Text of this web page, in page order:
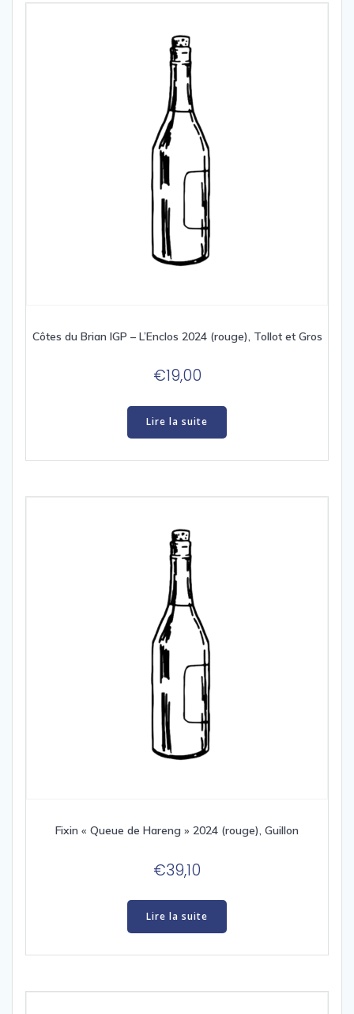
Côtes du Brian IGP – L’Enclos 2024 (rouge), Tollot et Gros
€19,00
Lire la suite
Fixin « Queue de Hareng » 2024 (rouge), Guillon
€39,10
Lire la suite